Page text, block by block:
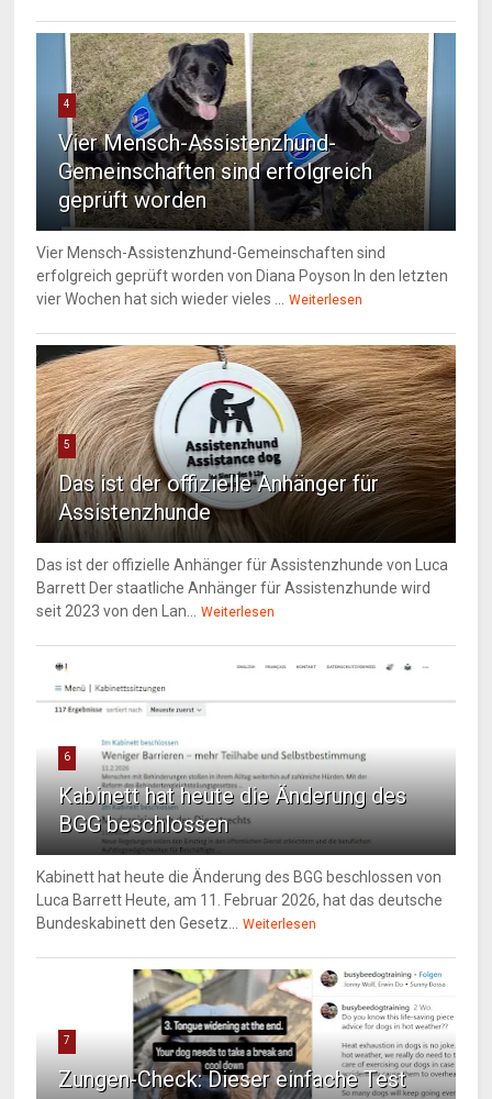
4
Vier Mensch-Assistenzhund-
Gemeinschaften sind erfolgreich
geprüft worden
Vier Mensch-Assistenzhund-Gemeinschaften sind
erfolgreich geprüft worden von Diana Poyson In den letzten
vier Wochen hat sich wieder vieles ... Weiterlesen
5
Das ist der offizielle Anhänger für
Assistenzhunde
Das ist der offizielle Anhänger für Assistenzhunde von Luca
Barrett Der staatliche Anhänger für Assistenzhunde wird
seit 2023 von den Lan... Weiterlesen
6
Kabinett hat heute die Änderung des
BGG beschlossen
Kabinett hat heute die Änderung des BGG beschlossen von
Luca Barrett Heute, am 11. Februar 2026, hat das deutsche
Bundeskabinett den Gesetz... Weiterlesen
7
Zungen-Check: Dieser einfache Test